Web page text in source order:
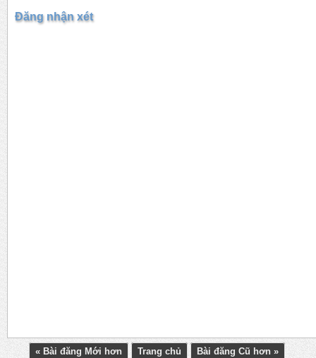
Đăng nhận xét
« Bài đăng Mới hơn Trang chủ Bài đăng Cũ hơn »